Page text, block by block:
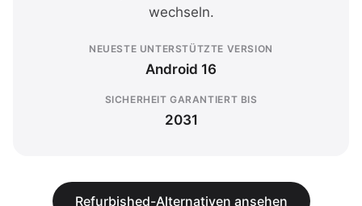
wechseln.
NEUESTE UNTERSTÜTZTE VERSION
Android 16
SICHERHEIT GARANTIERT BIS
2031
Refurbished-Alternativen ansehen